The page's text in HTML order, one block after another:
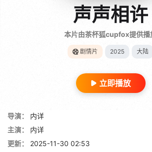
声声相许
本片由茶杯狐cupfox提供播
剧情片 2025 大陆
立即播放
导演：
内详
主演：
内详
更新：
2025-11-30 02:53